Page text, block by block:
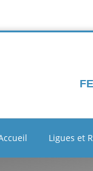
Ligues et